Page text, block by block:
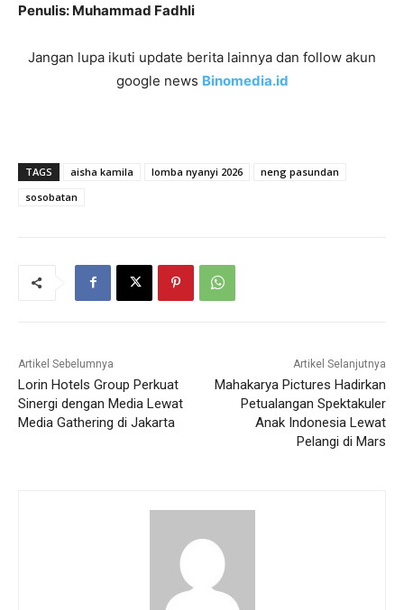
Penulis: Muhammad Fadhli
Jangan lupa ikuti update berita lainnya dan follow akun
google news Binomedia.id
TAGS aisha kamila lomba nyanyi 2026
neng pasundan
sosobatan
Artikel Sebelumnya
Lorin Hotels Group Perkuat
Sinergi dengan Media Lewat
Media Gathering di Jakarta
Artikel Selanjutnya
Mahakarya Pictures Hadirkan
Petualangan Spektakuler
Anak Indonesia Lewat
Pelangi di Mars